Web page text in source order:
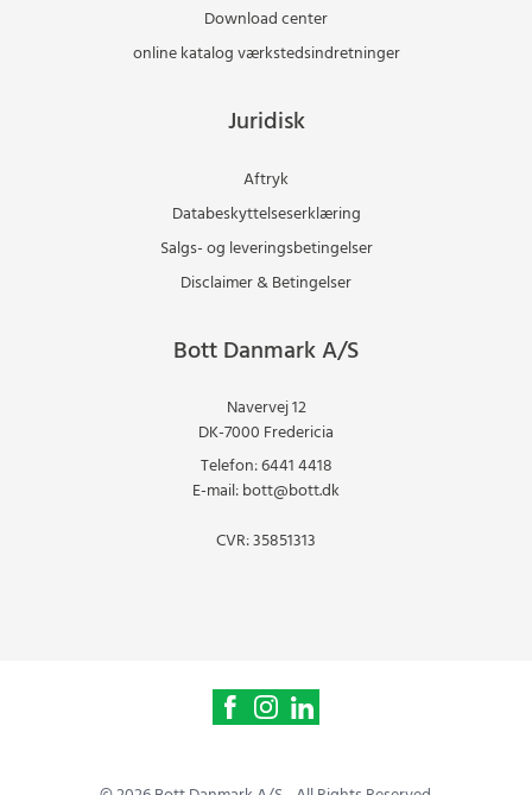
Download center
online katalog værkstedsindretninger
Juridisk
Aftryk
Databeskyttelseserklæring
Salgs- og leveringsbetingelser
Disclaimer & Betingelser
Bott Danmark A/S
Navervej 12
DK-7000 Fredericia
Telefon:6441 4418
E-mail:bott@bott.dk
CVR: 35851313